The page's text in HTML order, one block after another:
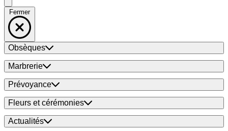
Fermer
Obsèques
Marbrerie
Prévoyance
Fleurs et cérémonies
Actualités